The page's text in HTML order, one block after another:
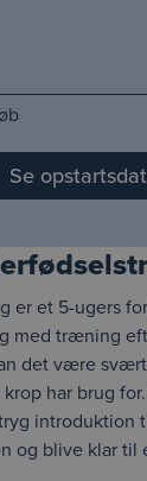
Se
er et 5-ugers
med træning
det være
har brug
introduktion
og blive klar til